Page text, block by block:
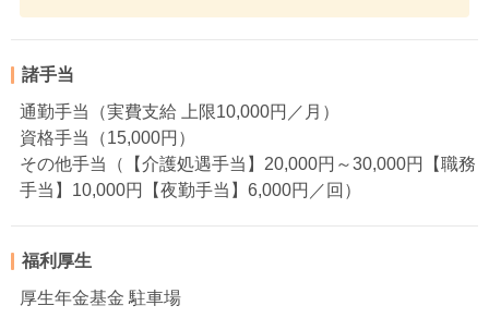
諸手当
通勤手当（実費支給 上限10,000円／月）
資格手当（15,000円）
その他手当（【介護処遇手当】20,000円～30,000円【職務
手当】10,000円【夜勤手当】6,000円／回）
福利厚生
厚生年金基金 駐車場